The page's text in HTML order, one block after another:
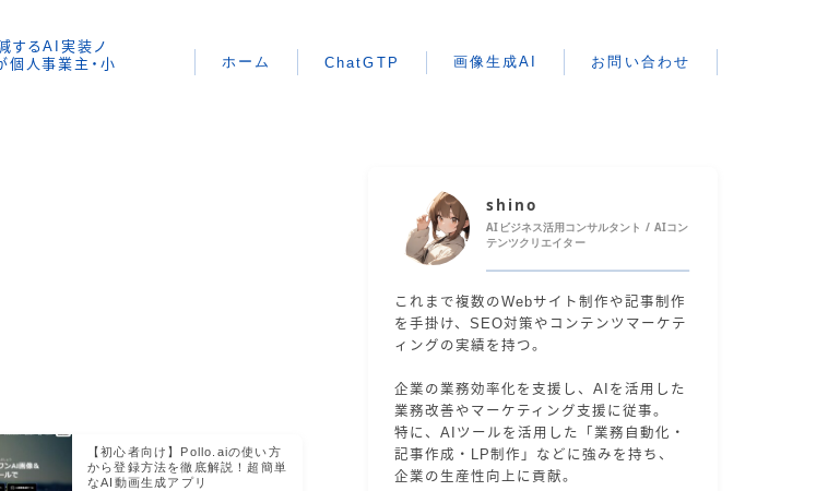
するAI実装ノ
個人事業主・小
ホーム ChatGTP 画像生成AI お問い合わせ
【初心者向け】Pollo.aiの使い方
から登録方法を徹底解説！超簡単
なAI動画生成アプリ
shino
AIビジネス活用コンサルタント / AIコン
テンツクリエイター
これまで複数のWebサイト制作や記事制作
を手掛け、SEO対策やコンテンツマーケテ
ィングの実績を持つ。
企業の業務効率化を支援し、AIを活用した
業務改善やマーケティング支援に従事。
特に、AIツールを活用した「業務自動化・
記事作成・LP制作」などに強みを持ち、
企業の生産性向上に貢献。